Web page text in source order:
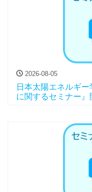
2026-08-05
日本太陽エネルギ
に関するセミナー』